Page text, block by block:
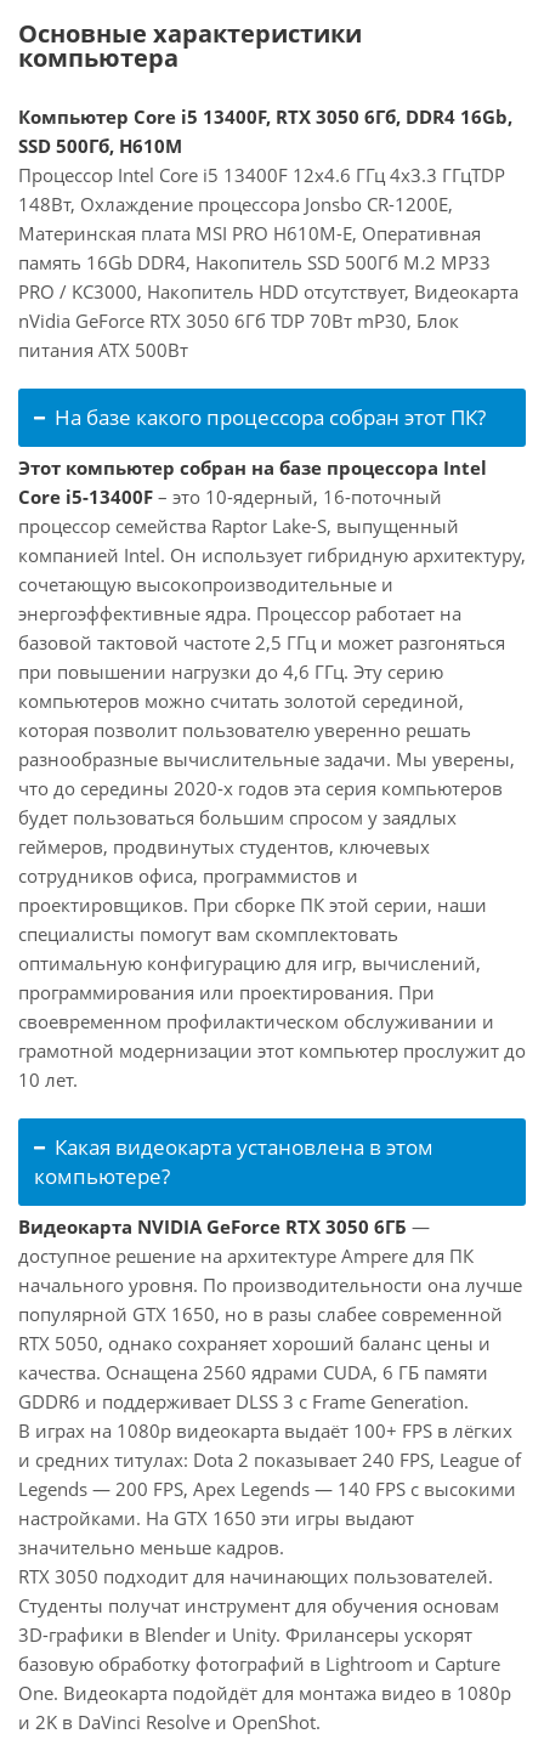
Основные характеристики
компьютера
Компьютер Core i5 13400F, RTX 3050 6Гб, DDR4 16Gb,
SSD 500Гб, H610M
Процессор Intel Core i5 13400F 12x4.6 ГГц 4x3.3 ГГцTDP
148Вт, Охлаждение процессора Jonsbo CR-1200E,
Материнская плата MSI PRO H610M-E, Оперативная
память 16Gb DDR4, Накопитель SSD 500Гб M.2 MP33
PRO / KC3000, Накопитель HDD отсутствует, Видеокарта
nVidia GeForce RTX 3050 6Гб TDP 70Вт mP30, Блок
питания ATX 500Вт
На базе какого процессора собран этот ПК?
Этот компьютер собран на базе процессора Intel
Core i5-13400F – это 10-ядерный, 16-поточный
процессор семейства Raptor Lake-S, выпущенный
компанией Intel. Он использует гибридную архитектуру,
сочетающую высокопроизводительные и
энергоэффективные ядра. Процессор работает на
базовой тактовой частоте 2,5 ГГц и может разгоняться
при повышении нагрузки до 4,6 ГГц. Эту серию
компьютеров можно считать золотой серединой,
которая позволит пользователю уверенно решать
разнообразные вычислительные задачи. Мы уверены,
что до середины 2020-х годов эта серия компьютеров
будет пользоваться большим спросом у заядлых
геймеров, продвинутых студентов, ключевых
сотрудников офиса, программистов и
проектировщиков. При сборке ПК этой серии, наши
специалисты помогут вам скомплектовать
оптимальную конфигурацию для игр, вычислений,
программирования или проектирования. При
своевременном профилактическом обслуживании и
грамотной модернизации этот компьютер прослужит до
10 лет.
Какая видеокарта установлена в этом
компьютере?
Видеокарта NVIDIA GeForce RTX 3050 6ГБ —
доступное решение на архитектуре Ampere для ПК
начального уровня. По производительности она лучше
популярной GTX 1650, но в разы слабее современной
RTX 5050, однако сохраняет хороший баланс цены и
качества. Оснащена 2560 ядрами CUDA, 6 ГБ памяти
GDDR6 и поддерживает DLSS 3 с Frame Generation.
В играх на 1080p видеокарта выдаёт 100+ FPS в лёгких
и средних титулах: Dota 2 показывает 240 FPS, League of
Legends — 200 FPS, Apex Legends — 140 FPS с высокими
настройками. На GTX 1650 эти игры выдают
значительно меньше кадров.
RTX 3050 подходит для начинающих пользователей.
Студенты получат инструмент для обучения основам
3D-графики в Blender и Unity. Фрилансеры ускорят
базовую обработку фотографий в Lightroom и Capture
One. Видеокарта подойдёт для монтажа видео в 1080p
и 2K в DaVinci Resolve и OpenShot.